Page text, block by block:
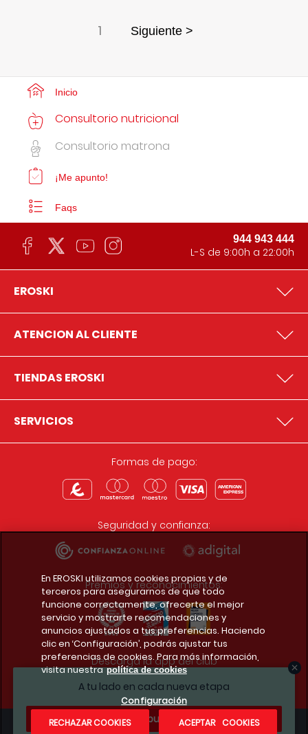
1 Siguiente >
A tu lado en cada nueva etapa
¿Te apuntas?
Inicio
Consultorio nutricional
Consultorio matrona
¡Me apunto!
Faqs
944 943 444
L-S de 9:00h a 22:00h
EROSKI
ATENCION AL CLIENTE
TIENDAS EROSKI
SERVICIOS
Formas de pago:
Seguridad y confianza:
Premios y reconocimientos:
Descarga la app del club
En EROSKI utilizamos cookies propias y de
terceros para asegurarnos de que todo
funcione correctamente, ofrecerte el mejor
servicio y mostrarte recomendaciones y
anuncios ajustados a tus preferencias. Haciendo
clic en ‘Configuración’, podrás ajustar tus
preferencias de cookies. Para más información,
visita nuestra política de cookies
Configuración
RECHAZAR COOKIES
ACEPTAR COOKIES